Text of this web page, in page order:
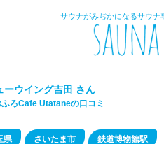
サウナがみぢかになるサウナ
ーウイング吉田 さん
ふろcafe Utataneの口コミ
県 さいたま市 鉄道博物館駅